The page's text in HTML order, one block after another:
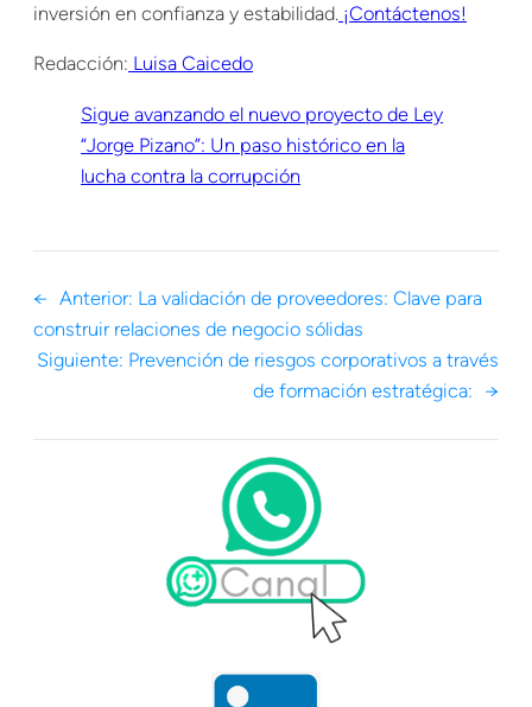
inversión en confianza y estabilidad. ¡Contáctenos!
Redacción: Luisa Caicedo
Sigue avanzando el nuevo proyecto de Ley
“Jorge Pizano”: Un paso histórico en la
lucha contra la corrupción
← Anterior: La validación de proveedores: Clave para
construir relaciones de negocio sólidas
Siguiente: Prevención de riesgos corporativos a través
de formación estratégica:
→